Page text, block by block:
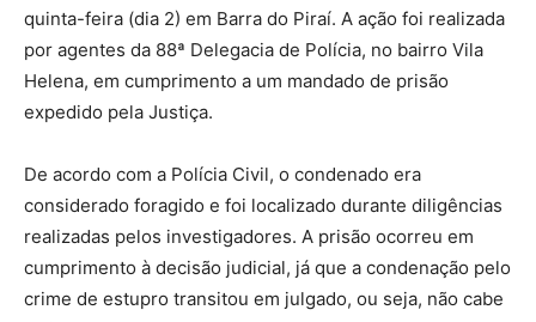
quinta-feira (dia 2) em Barra do Piraí. A ação foi realizada
por agentes da 88ª Delegacia de Polícia, no bairro Vila
Helena, em cumprimento a um mandado de prisão
expedido pela Justiça.
De acordo com a Polícia Civil, o condenado era
considerado foragido e foi localizado durante diligências
realizadas pelos investigadores. A prisão ocorreu em
cumprimento à decisão judicial, já que a condenação pelo
crime de estupro transitou em julgado, ou seja, não cabe